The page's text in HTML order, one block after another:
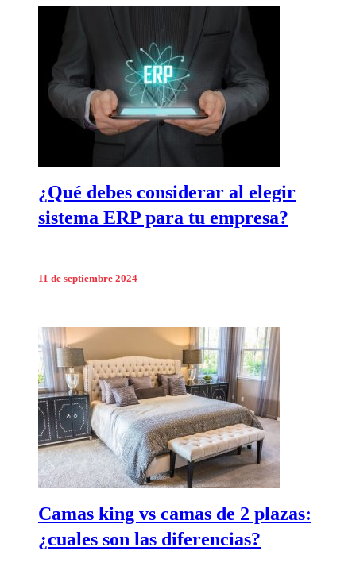
¿Qué debes considerar al elegir
sistema ERP para tu empresa?
11 de septiembre 2024
Camas king vs camas de 2 plazas:
¿cuales son las diferencias?